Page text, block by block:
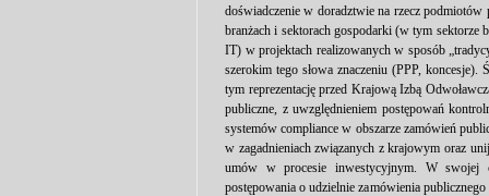
doświadczenie w doradztwie na rzecz
branżach i sektorach gospodarki (w tym
IT) w projektach realizowanych w sposób
szerokim tego słowa znaczeniu (PPP,
tym reprezentację przed Krajową Izbą
publiczne, z uwzględnieniem postępowań
systemów compliance w obszarze zamówień
w zagadnieniach związanych z krajowym oraz
umów w procesie inwestycyjnym. W swojej
postępowania o udzielnie zamówienia